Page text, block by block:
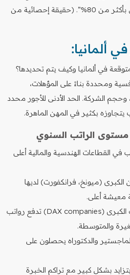
الحصول على عقد عمل بأكثر من 80%”. (حقيقة إحصائية من
ألمانيا:
في ألمانيا وكيف يتم تحديدها؟
ومحددة بناءً على المؤهلات،
وحجم الشركة. الحد الأدنى للأجور محدد
يتجاوزه بكثير في المهن الماهرة.
مستوى الراتب السنوي
في القطاعات الهندسية والمالية أعلى
الكبرى (ميونخ، فرانكفورت) لديها
معيشة أعلى.
حجم الشركة: الشركات الكبرى (DAX companies) تدفع رواتب
والمتوسطة.
والدكتوراه يحصلون على
بشكل كبير مع تراكم الخبرة